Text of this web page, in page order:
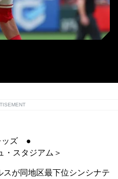
ッズ ●
スタジアム＞
が同地区最下位シンシナテ